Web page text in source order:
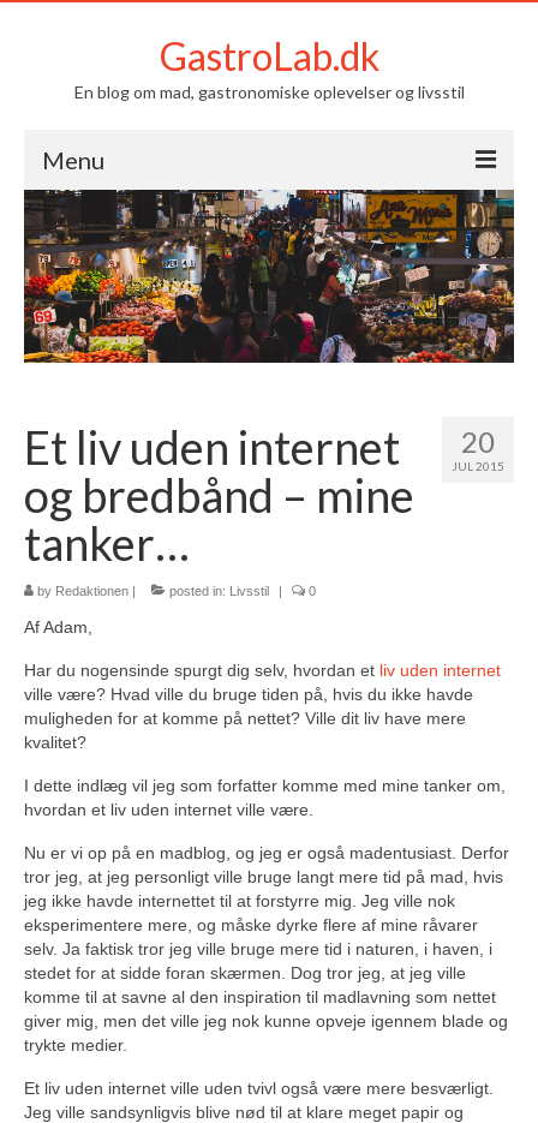
GastroLab.dk
En blog om mad, gastronomiske oplevelser og livsstil
Menu
Om GastroLab.dk
Mad
Livsstil
20
JUL 2015
Et liv uden internet
og bredbånd – mine
tanker…
by Redaktionen | posted in: Livsstil | 0
Af Adam,
Har du nogensinde spurgt dig selv, hvordan et liv uden internet
ville være? Hvad ville du bruge tiden på, hvis du ikke havde
muligheden for at komme på nettet? Ville dit liv have mere
kvalitet?
I dette indlæg vil jeg som forfatter komme med mine tanker om,
hvordan et liv uden internet ville være.
Nu er vi op på en madblog, og jeg er også madentusiast. Derfor
tror jeg, at jeg personligt ville bruge langt mere tid på mad, hvis
jeg ikke havde internettet til at forstyrre mig. Jeg ville nok
eksperimentere mere, og måske dyrke flere af mine råvarer
selv. Ja faktisk tror jeg ville bruge mere tid i naturen, i haven, i
stedet for at sidde foran skærmen. Dog tror jeg, at jeg ville
komme til at savne al den inspiration til madlavning som nettet
giver mig, men det ville jeg nok kunne opveje igennem blade og
trykte medier.
Et liv uden internet ville uden tvivl også være mere besværligt.
Jeg ville sandsynligvis blive nød til at klare meget papir og